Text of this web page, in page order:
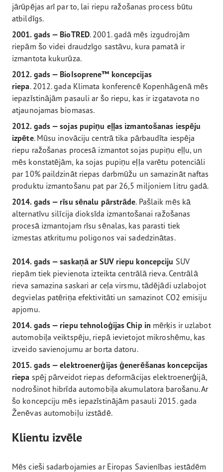
jārūpējas arī par to, lai riepu ražošanas process būtu
atbildīgs.
2001. gads — BioTRED. 2001. gadā mēs izgudrojām
riepām šo videi draudzīgo sastāvu, kura pamatā ir
izmantota kukurūza.
2012. gads — BioIsoprene™ koncepcijas
riepa. 2012. gada Klimata konferencē Kopenhāgenā mēs
iepazīstinājām pasauli ar šo riepu, kas ir izgatavota no
atjaunojamas biomasas.
2012. gads — sojas pupiņu eļļas izmantošanas iespēju
izpēte. Mūsu inovāciju centrā tika pārbaudīta iespēja
riepu ražošanas procesā izmantot sojas pupiņu eļļu, un
mēs konstatējām, ka sojas pupiņu eļļa varētu potenciāli
par 10% paildzināt riepas darbmūžu un samazināt naftas
produktu izmantošanu pat par 26,5 miljoniem litru gadā.
2014. gads — rīsu sēnalu pārstrāde. Pašlaik mēs kā
alternatīvu silīcija dioksīda izmantošanai ražošanas
procesā izmantojam rīsu sēnalas, kas parasti tiek
izmestas atkritumu poligonos vai sadedzinātas.
2014. gads — saskaņā ar SUV riepu koncepciju SUV
riepām tiek pievienota izteikta centrālā rieva. Centrālā
rieva samazina saskari ar ceļa virsmu, tādējādi uzlabojot
degvielas patēriņa efektivitāti un samazinot CO2 emisiju
apjomu.
2014. gads — riepu tehnoloģijas Chip in mērķis ir uzlabot
automobiļa veiktspēju, riepā ievietojot mikroshēmu, kas
izveido savienojumu ar borta datoru.
2015. gads — elektroenerģijas ģenerēšanas koncepcijas
riepa spēj pārveidot riepas deformācijas elektroenerģijā,
nodrošinot hibrīda automobiļa akumulatora barošanu. Ar
šo koncepciju mēs iepazīstinājām pasauli 2015. gada
Ženēvas automobiļu izstādē.
Klientu izvēle
Mēs cieši sadarbojamies ar Eiropas Savienības iestādēm